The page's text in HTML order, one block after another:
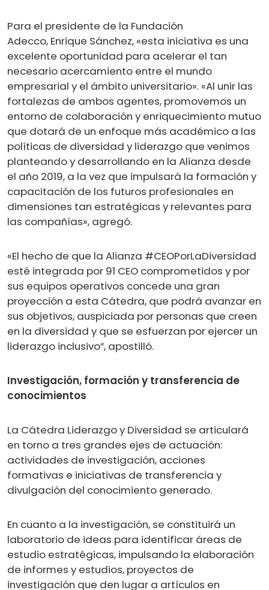
Para el presidente de la Fundación
Adecco, Enrique Sánchez, «esta iniciativa es una
excelente oportunidad para acelerar el tan
necesario acercamiento entre el mundo
empresarial y el ámbito universitario». «Al unir las
fortalezas de ambos agentes, promovemos un
entorno de colaboración y enriquecimiento mutuo
que dotará de un enfoque más académico a las
políticas de diversidad y liderazgo que venimos
planteando y desarrollando en la Alianza desde
el año 2019, a la vez que impulsará la formación y
capacitación de los futuros profesionales en
dimensiones tan estratégicas y relevantes para
las compañías», agregó.
«El hecho de que la Alianza #CEOPorLaDiversidad
esté integrada por 91 CEO comprometidos y por
sus equipos operativos concede una gran
proyección a esta Cátedra, que podrá avanzar en
sus objetivos, auspiciada por personas que creen
en la diversidad y que se esfuerzan por ejercer un
liderazgo inclusivo”, apostilló.
Investigación, formación y transferencia de
conocimientos
La Cátedra Liderazgo y Diversidad se articulará
en torno a tres grandes ejes de actuación:
actividades de investigación, acciones
formativas e iniciativas de transferencia y
divulgación del conocimiento generado.
En cuanto a la investigación, se constituirá un
laboratorio de ideas para identificar áreas de
estudio estratégicas, impulsando la elaboración
de informes y estudios, proyectos de
investigación que den lugar a artículos en